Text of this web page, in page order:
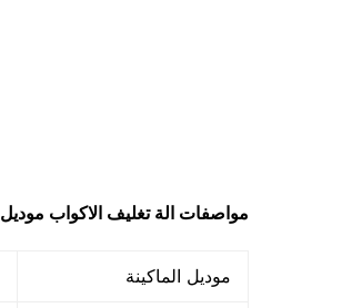
مواصفات الة تغليف الاكواب موديل 224 ماركة مهندس منسي
موديل الماكينة